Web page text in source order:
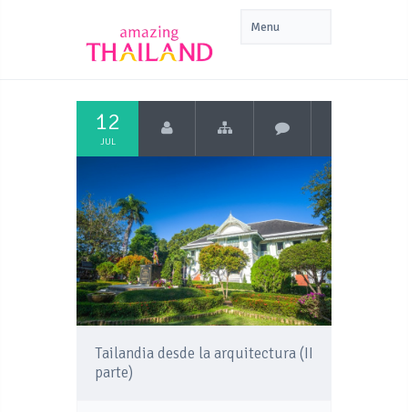
12
JUL
Tailandia desde la arquitectura (II
parte)